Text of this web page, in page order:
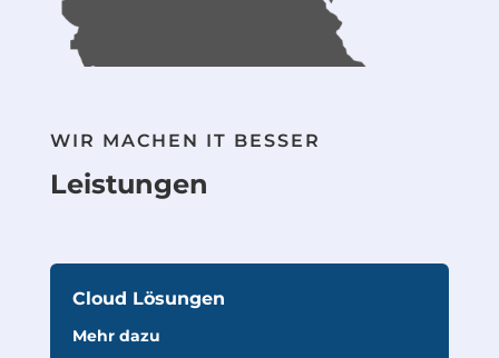
WIR MACHEN IT BESSER
Leistungen
Cloud Lösungen
Mehr dazu